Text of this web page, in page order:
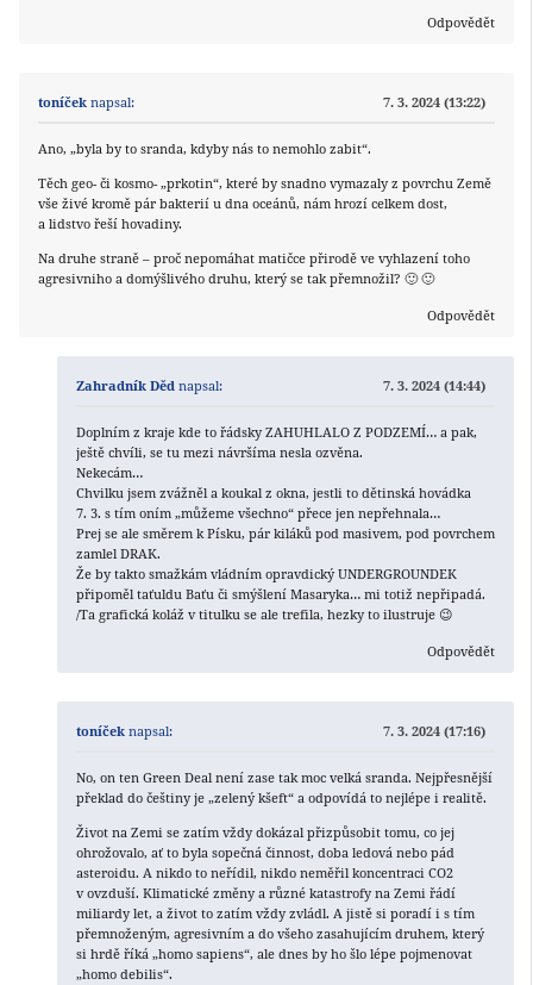
Odpovědět
toníček napsal: 7. 3. 2024 (13:22)
Ano, „byla by to sranda, kdyby nás to nemohlo zabit“.
Těch geo- či kosmo- „prkotin“, které by snadno vymazaly z povrchu Země
vše živé kromě pár bakterií u dna oceánů, nám hrozí celkem dost,
a lidstvo řeší hovadiny.
Na druhe straně – proč nepomáhat matičce přirodě ve vyhlazení toho
agresivniho a domýšlivého druhu, který se tak přemnožil? 🙂 🙂
Odpovědět
Zahradník Děd napsal: 7. 3. 2024 (14:44)
Doplním z kraje kde to řádsky ZAHUHLALO Z PODZEMÍ… a pak,
ještě chvíli, se tu mezi návršíma nesla ozvěna.
Nekecám…
Chvilku jsem zvážněl a koukal z okna, jestli to dětinská hovádka
7. 3. s tím oním „můžeme všechno“ přece jen nepřehnala…
Prej se ale směrem k Písku, pár kiláků pod masivem, pod povrchem
zamlel DRAK.
Že by takto smažkám vládním opravdický UNDERGROUNDEK
připoměl taťuldu Baťu či smýšlení Masaryka… mi totiž nepřipadá.
/Ta grafická koláž v titulku se ale trefila, hezky to ilustruje 😉
Odpovědět
toníček napsal: 7. 3. 2024 (17:16)
No, on ten Green Deal není zase tak moc velká sranda. Nejpřesnější
překlad do češtiny je „zelený kšeft“ a odpovídá to nejlépe i realitě.
Život na Zemi se zatím vždy dokázal přizpůsobit tomu, co jej
ohrožovalo, ať to byla sopečná činnost, doba ledová nebo pád
asteroidu. A nikdo to neřídil, nikdo neměřil koncentraci CO2
v ovzduší. Klimatické změny a různé katastrofy na Zemi řádí
miliardy let, a život to zatím vždy zvládl. A jistě si poradí i s tím
přemnoženým, agresivním a do všeho zasahujícím druhem, který
si hrdě říká „homo sapiens“, ale dnes by ho šlo lépe pojmenovat
„homo debilis“.